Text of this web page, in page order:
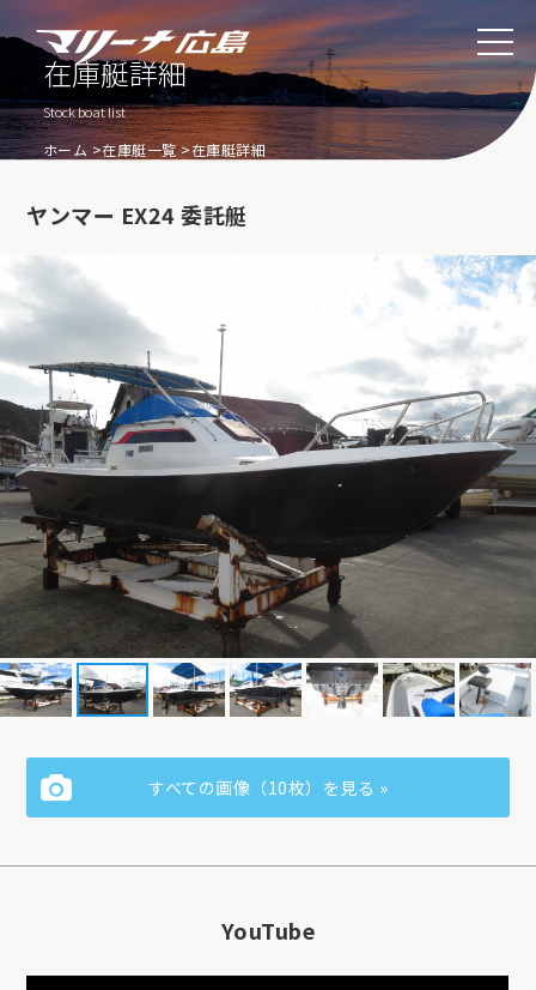
在庫艇詳細
Stock boat list
ホーム 在庫艇一覧 在庫艇詳細
ヤンマー EX24 委託艇
すべての画像（10枚）を見る »
YouTube